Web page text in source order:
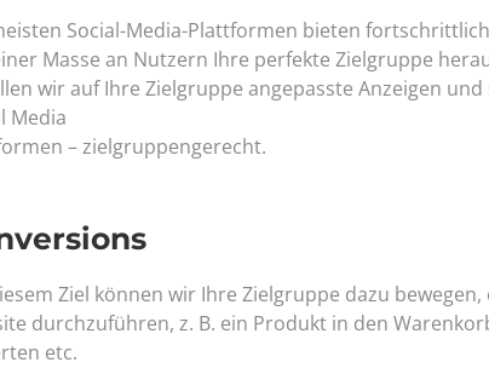
Social-Media-Plattformen bieten
Masse an Nutzern Ihre perfekte Zielgruppe
wir auf Ihre Zielgruppe angepasste Anzeigen
Media
– zielgruppengerecht.
Ziel können wir Ihre Zielgruppe dazu
durchzuführen, z. B. ein Produkt in den
etc.